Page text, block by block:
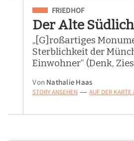
Eingeordnet unter
FRIEDHOF
Der Alte
„[G]roßartiges
Sterblichkeit der
Einwohner“ (Denk,
Von Nathalie Haas
STORY ANSEHEN — AUF DER KARTE